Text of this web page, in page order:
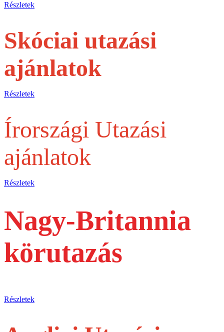
Részletek
Skóciai utazási
ajánlatok
Részletek
Írországi Utazási
ajánlatok
Részletek
Nagy-Britannia
körutazás
Részletek